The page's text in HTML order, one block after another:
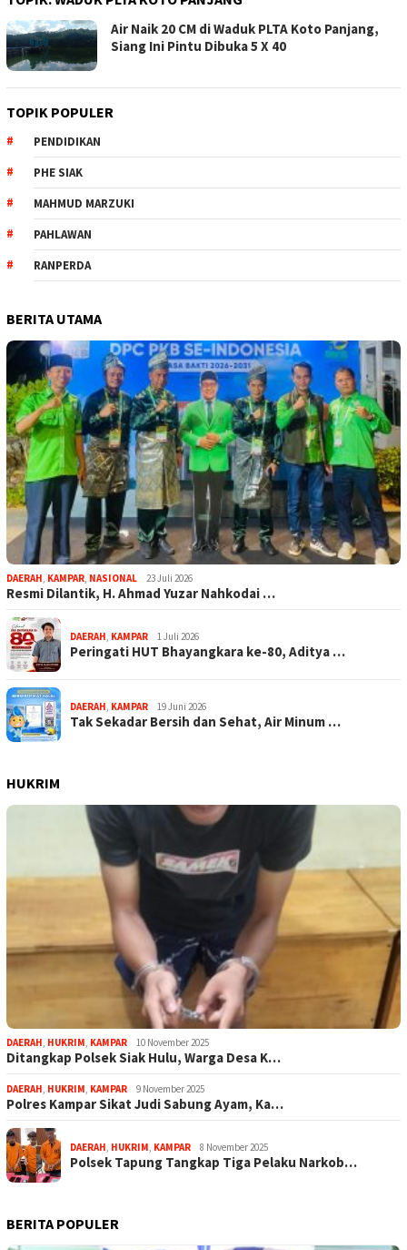
Air Naik 20 CM di Waduk PLTA Koto Panjang,
Siang Ini Pintu Dibuka 5 X 40
TOPIK POPULER
PENDIDIKAN
PHE SIAK
MAHMUD MARZUKI
PAHLAWAN
RANPERDA
BERITA UTAMA
DAERAH KAMPAR NASIONAL 23 Juli 2026
Resmi Dilantik, H. Ahmad Yuzar Nahkodai …
DAERAH KAMPAR 1 Juli 2026
Peringati HUT Bhayangkara ke-80, Aditya …
DAERAH KAMPAR 19 Juni 2026
Tak Sekadar Bersih dan Sehat, Air Minum …
HUKRIM
DAERAH HUKRIM KAMPAR 10 November 2025
Ditangkap Polsek Siak Hulu, Warga Desa K…
DAERAH HUKRIM KAMPAR 9 November 2025
Polres Kampar Sikat Judi Sabung Ayam, Ka…
DAERAH HUKRIM KAMPAR 8 November 2025
Polsek Tapung Tangkap Tiga Pelaku Narkob…
BERITA POPULER